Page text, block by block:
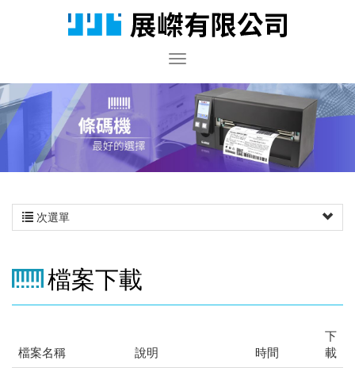
次選單
檔案下載
檔案名稱 說明 時間
下
載